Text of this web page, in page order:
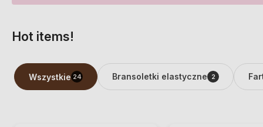
Hot items!
Wszystkie 24 Bransoletki elastyczne 2